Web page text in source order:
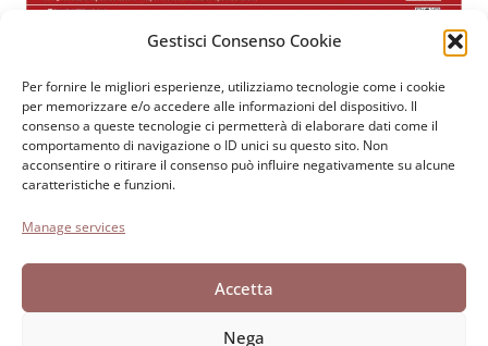
Gestisci Consenso Cookie
Per fornire le migliori esperienze, utilizziamo tecnologie come i cookie
per memorizzare e/o accedere alle informazioni del dispositivo. Il
consenso a queste tecnologie ci permetterà di elaborare dati come il
comportamento di navigazione o ID unici su questo sito. Non
acconsentire o ritirare il consenso può influire negativamente su alcune
caratteristiche e funzioni.
Manage services
Accetta
Nega
Fondazione Paolo Cresciper la storia dell’emigrazione
italiana
Cortile Carrara, 1 - 55100 Lucca
Tel 0583 417483/4; Fax 0583 417770
Accessibilità
Cookie Policy
Dichiarazione sulla Privacy